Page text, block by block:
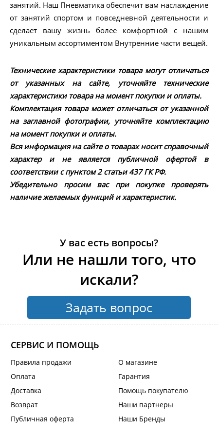
занятий. Наш Пневматика обеспечит вам наслаждение
от занятий спортом и повседневной деятельности и
сделает вашу жизнь более комфортной с нашим
уникальным ассортиментом Внутренние части вещей.
Технические характеристики товара могут отличаться
от указанных на сайте, уточняйте технические
характеристики товара на момент покупки и оплаты.
Комплектация товара может отличаться от указанной
на заглавной фотографии, уточняйте комплектацию
на момент покупки и оплаты.
Вся информация на сайте о товарах носит справочный
характер и не является публичной офертой в
соответствии с пунктом 2 статьи 437 ГК РФ.
Убедительно просим вас при покупке проверять
наличие желаемых функций и характеристик.
У вас есть вопросы?
Или не нашли того, что
искали?
Задать вопрос
СЕРВИС И ПОМОЩЬ
Правила продажи
Оплата
Доставка
Возврат
Публичная оферта
О магазине
Гарантия
Помощь покупателю
Наши партнеры
Наши Бренды